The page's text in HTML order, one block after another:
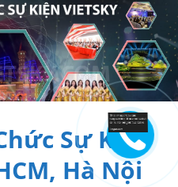
Sự Kiện
Hà Nội